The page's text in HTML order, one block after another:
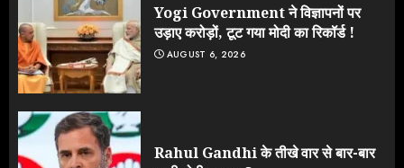
Yogi Government ने विज्ञापनों पर
उड़ाए करोड़ों, टूट गया मोदी का रिकॉर्ड !
AUGUST 6, 2026
Rahul Gandhi के तीखे वार से बार-बार